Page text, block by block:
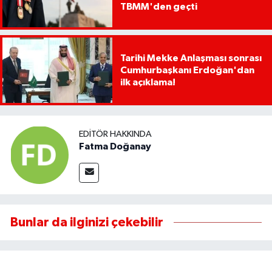
TBMM'den geçti
Tarihi Mekke Anlaşması sonrası
Cumhurbaşkanı Erdoğan'dan
ilk açıklama!
EDITÖR HAKKINDA
Fatma Doğanay
Bunlar da ilginizi çekebilir